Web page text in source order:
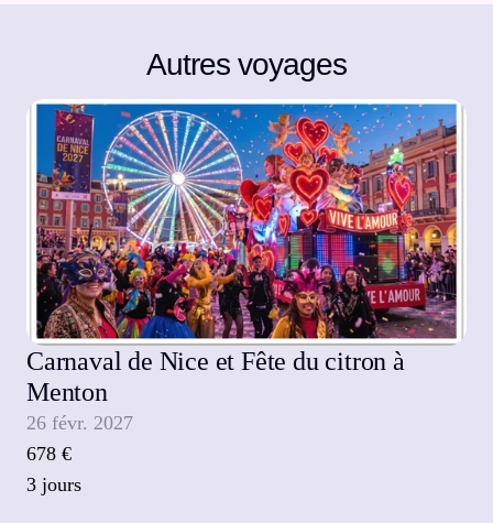
Autres voyages
Carnaval de Nice et Fête du citron à
Menton
26 févr. 2027
678 €
3 jours